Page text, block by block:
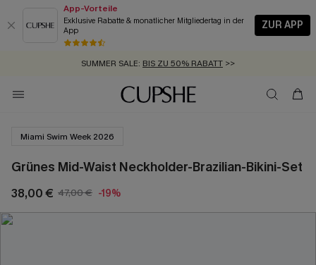
App-Vorteile
Exklusive Rabatte & monatlicher Mitgliedertag in der
App
ZUR APP
GRATIS MASSBAND MIT JEDEM SCHNELLVERSAND-ARTIKEL >>
SUMMER SALE: BIS ZU 50% RABATT >>
ZUM NEWSLETTER:BIS ZU -20% EXTRA ERHALTEN
KOSTENLOSER VERSAND AB 89 €
Miami Swim Week 2026
Grünes Mid-Waist Neckholder-Brazilian-Bikini-Set
38,00 € 47,00 € -19%